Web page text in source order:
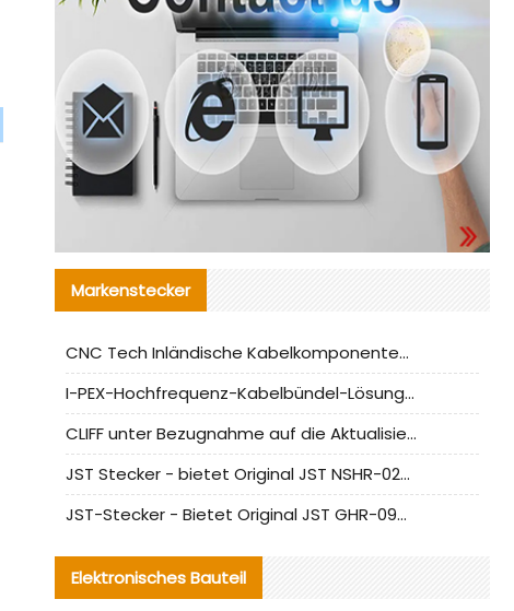
Markenstecker
CNC Tech Inländische Kabelkomponentenbewertung und Massenproduktionsanpassungsanleitung
I-PEX-Hochfrequenz-Kabelbündel-Lösung für die heimische Produktion analysiert
CLIFF unter Bezugnahme auf die Aktualisierung der chinesischen Stecker-Testnormen
JST Stecker - bietet Original JST NSHR-02V-S Stecker und Ersatzteile an
JST-Stecker - Bietet Original JST GHR-09V-S Stecker und Ersatzteile an
Elektronisches Bauteil